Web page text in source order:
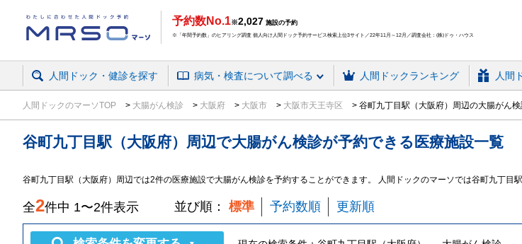
予約数No.1※2,027 施設の予約
※「年間予約数」のヒアリング調査 個人向け人間ドック予約サービス検索上位3サイト／22年11月～12月／調査会社：(株)ドゥ・ハウス
人間ドック・健診を探す 病気・検査について調べる 人間ドックランキング 人間
人間ドックのマーソTOP 大腸がん検診 大阪府 大阪市 大阪市天王寺区 谷町九丁目駅（大阪府）周辺の大腸がん
谷町九丁目駅（大阪府）周辺で大腸がん検診が予約できる 医療施設一覧
谷町九丁目駅（大阪府）周辺では2件の医療施設で大腸がん検診を予約することができます。 人間ドックのマーソでは谷町九丁目
全2件中 1〜2件表示 並び順： 標準 予約数順 更新順